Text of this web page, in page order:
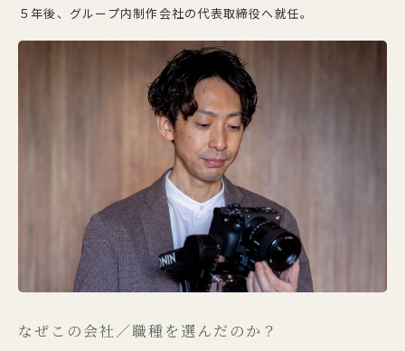
５年後、グループ内制作会社の代表取締役へ就任。
なぜこの会社／職種を選んだのか？